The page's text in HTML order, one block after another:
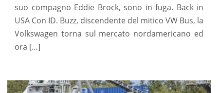
suo compagno Eddie Brock, sono in fuga. Back in
USA Con ID. Buzz, discendente del mitico VW Bus, la
Volkswagen torna sul mercato nordamericano ed
ora […]